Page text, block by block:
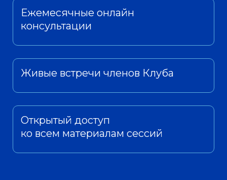
Ежемесячные онлайн
консультации
Живые встречи членов Клуба
Открытый доступ
ко всем материалам сессий